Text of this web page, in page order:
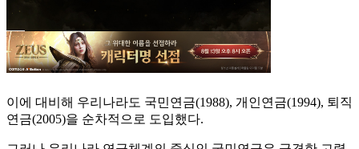
이에 대비해 우리나라도 국민연금(1988), 개인연금(1994), 퇴직
연금(2005)을 순차적으로 도입했다.